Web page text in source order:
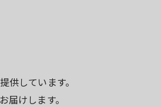
しています。
けします。